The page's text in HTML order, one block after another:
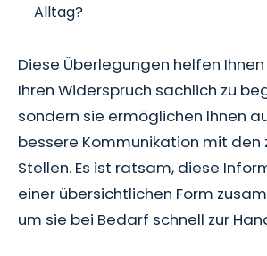
Alltag?
Diese Überlegungen helfen
Ihren Widerspruch sachlich zu
sondern sie ermöglichen Ihnen
bessere Kommunikation mit den
Stellen. Es ist ratsam, diese
einer übersichtlichen Form
um sie bei Bedarf schnell zur